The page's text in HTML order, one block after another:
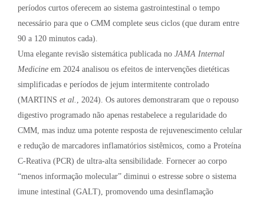
períodos curtos oferecem ao sistema gastrointestinal o tempo
necessário para que o CMM complete seus ciclos (que duram entre
90 a 120 minutos cada).
Uma elegante revisão sistemática publicada no JAMA Internal
Medicine em 2024 analisou os efeitos de intervenções dietéticas
simplificadas e períodos de jejum intermitente controlado
(MARTINS et al. , 2024). Os autores demonstraram que o repouso
digestivo programado não apenas restabelece a regularidade do
CMM, mas induz uma potente resposta de rejuvenescimento celular
e redução de marcadores inflamatórios sistêmicos, como a Proteína
C-Reativa (PCR) de ultra-alta sensibilidade. Fornecer ao corpo
“menos informação molecular” diminui o estresse sobre o sistema
imune intestinal (GALT), promovendo uma desinflamação